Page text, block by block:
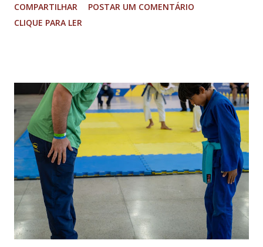
Tijuco (com total liberdade apenas no Colônia). No centro
histórico e área restrita à circulação de veículos cujo peso
das 08h às 18h; aos sábados das 08h às 13h; Nos domingos e
feriados livres. Haverá tolerância de 30 minutos, após o
término dos horários estabelecidos aos veículos que já se
encontrarem em operação de descarga. A nova legislação vale
para os ônibus que viajam entre estados e municípios quanto
carretas e caminhões pesados. A determinação não se aplica
aos ônibus que realizam o transporte dentro da...
COMPARTILHAR
POSTAR UM COMENTÁRIO
CLIQUE PARA LER